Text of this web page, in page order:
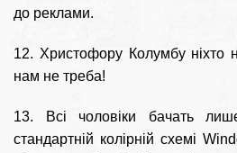
до реклами.
12. Христофору Колумбу ніхто
нам не треба!
13. Всі чоловіки бачать
стандартній колірній схемі